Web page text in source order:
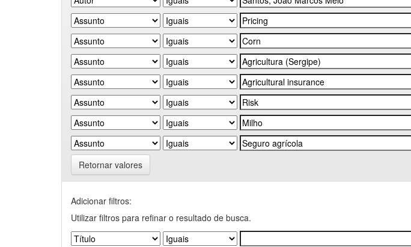
Retornar valores
Adicionar filtros:
Utilizar filtros para refinar o resultado de busca.